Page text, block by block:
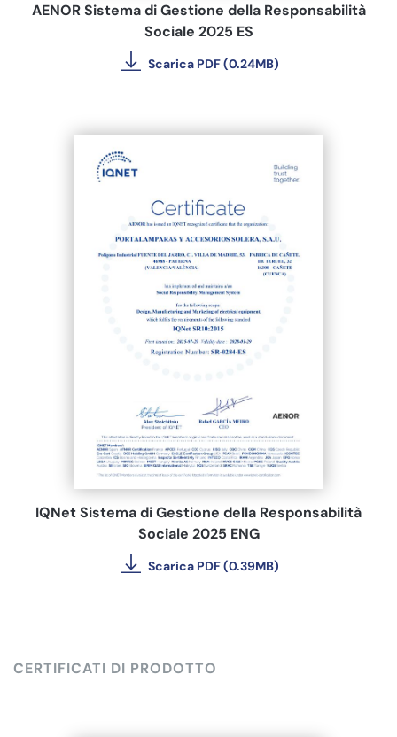
AENOR Sistema di Gestione della Responsabilità
Sociale 2025 ES
Scarica PDF (0.24MB)
IQNet Sistema di Gestione della Responsabilità
Sociale 2025 ENG
Scarica PDF (0.39MB)
CERTIFICATI DI PRODOTTO